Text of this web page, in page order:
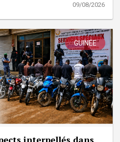
09/08/2026
GUINÉE
interpellés dans